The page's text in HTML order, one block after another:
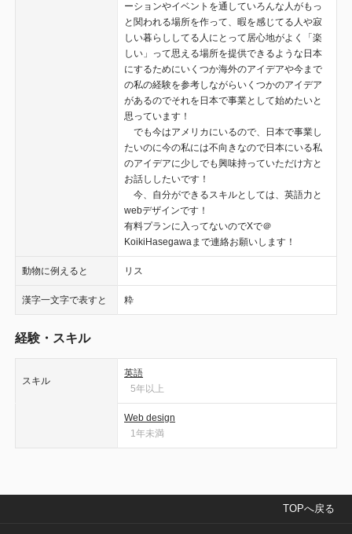
ーションやイベントを通していろんな人がもっ
と関われる場所を作って、暇を感じてる人や寂
しい暮らししてる人にとって居心地がよく「楽
しい」って思える場所を提供できるような日本
にするためにいくつか海外のアイデアや今まで
の私の経験を参考しながらいくつかのアイデア
があるのでそれを日本で事業として始めたいと
思っています！
でも今はアメリカにいるので、日本で事業し
たいのに今の私には不向きなので日本にいる私
のアイデアに少しでも興味持っていただけ方と
お話ししたいです！
今、自分ができるスキルとしては、英語力と
webデザインです！
有料プランに入ってないのでXで＠
KoikiHasegawaまで連絡お願いします！
動物に例えると リス
漢字一文字で表すと 粋
経験・スキル
スキル
英語
5年以上
Web design
1年未満
TOPへ戻る